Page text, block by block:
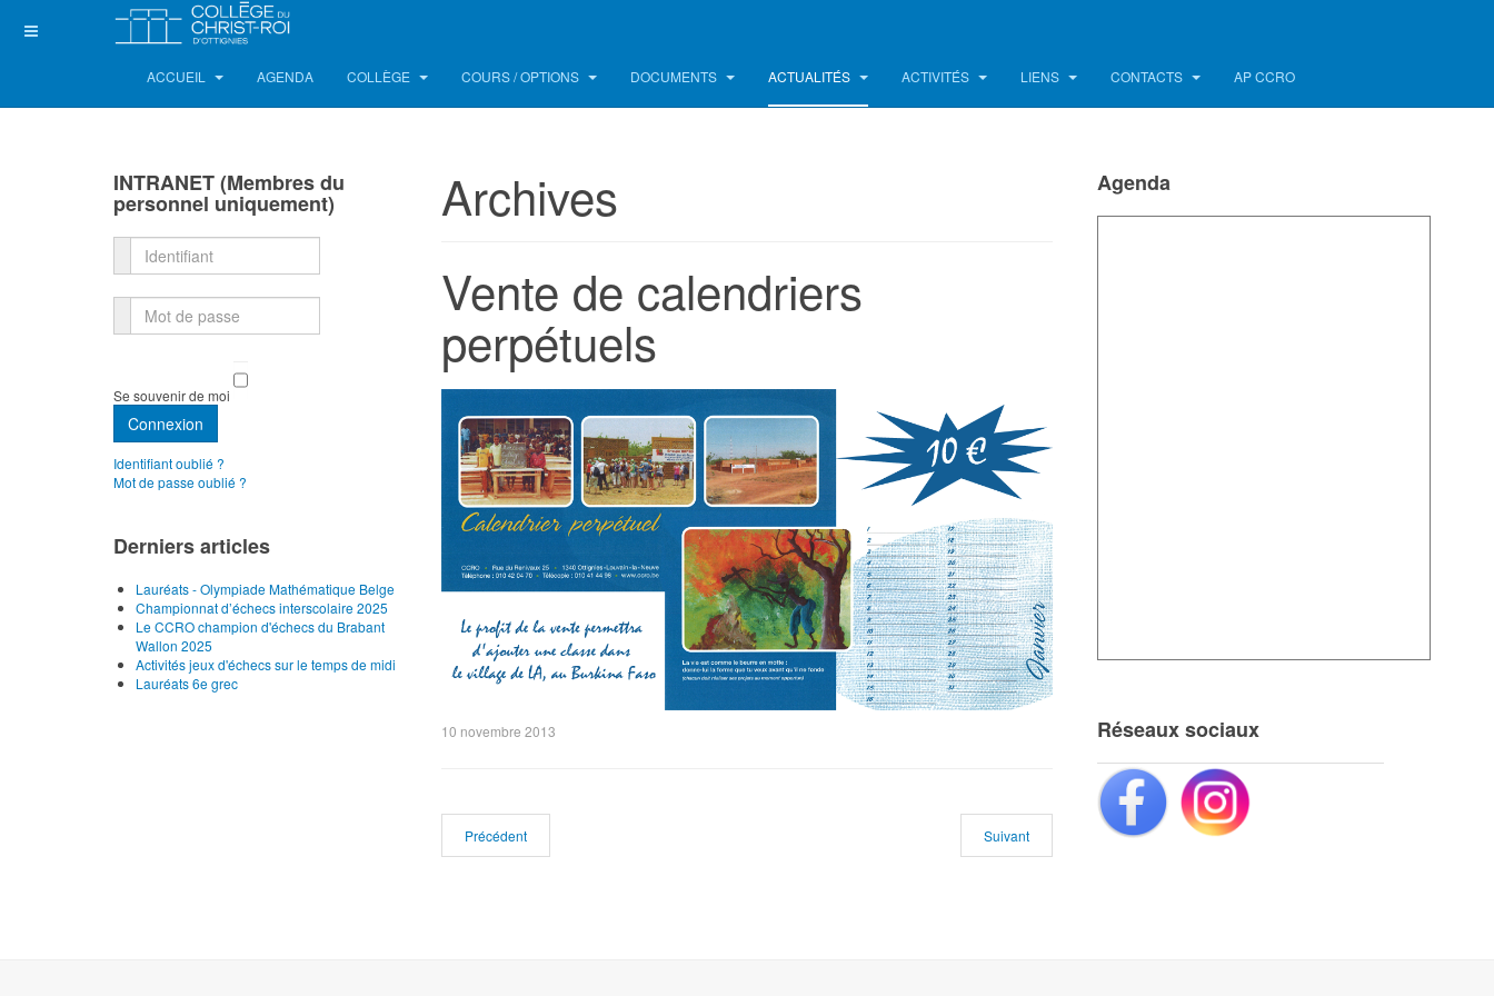
ACCUEIL AGENDA COLLÈGE COURS / OPTIONS DOCUMENTS ACTUALITÉS ACTIVITÉS LIENS CONTACTS AP CCRO
Archives
Vente de calendriers
perpétuels
10 novembre 2013
Précédent Suivant
INTRANET (Membres du
personnel uniquement)
Identifiant
Mot de passe
Se souvenir de moi
Connexion
Identifiant oublié ?
Mot de passe oublié ?
Derniers articles
Lauréats - Olympiade Mathématique Belge
Championnat d’échecs interscolaire 2025
Le CCRO champion d'échecs du Brabant
Wallon 2025
Activités jeux d'échecs sur le temps de midi
Lauréats 6e grec
Agenda
Réseaux sociaux